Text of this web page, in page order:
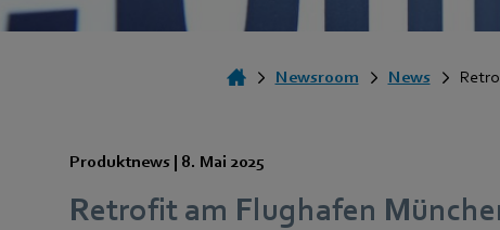
Newsroom News
Produktnews | 8. Mai 2025
Retrofit am Flughafen